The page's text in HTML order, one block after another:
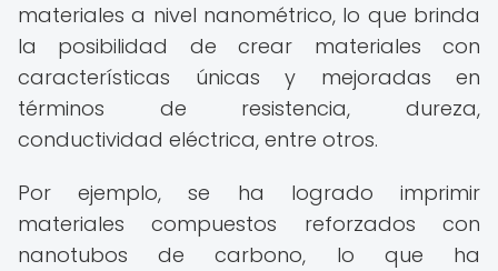
materiales a nivel nanométrico, lo que brinda
la posibilidad de crear materiales con
características únicas y mejoradas en
términos de resistencia, dureza,
conductividad eléctrica, entre otros.
Por ejemplo, se ha logrado imprimir
materiales compuestos reforzados con
nanotubos de carbono, lo que ha